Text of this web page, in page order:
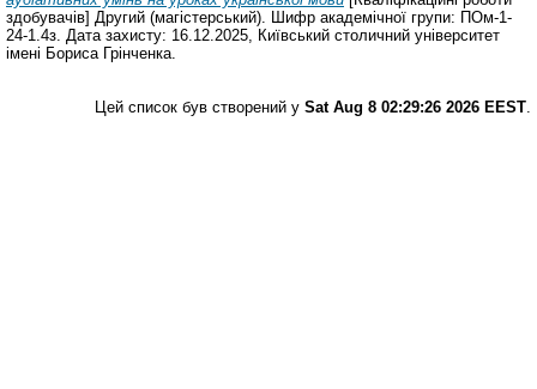
здобувачів] Другий (магістерський). Шифр академічної групи: ПОм-1-
24-1.4з. Дата захисту: 16.12.2025, Київський столичний університет
імені Бориса Грінченка.
Цей список був створений у Sat Aug 8 02:29:26 2026 EEST